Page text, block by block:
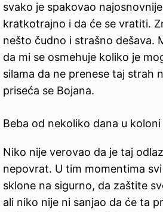
svako je spakovao
kratkotrajno i da će se vratiti.
nešto čudno i strašno dešava.
da mi se osmehuje koliko je
silama da ne prenese taj strah
priseća se Bojana.
Beba od nekoliko dana u koloni
Niko nije verovao da je taj
nepovrat. U tim momentima
sklone na sigurno, da zaštite
ali niko nije ni sanjao da će ta